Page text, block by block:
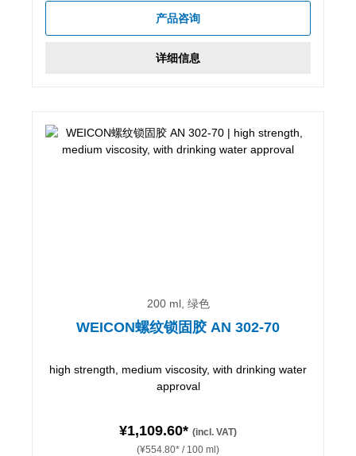
产品咨询
详细信息
200 ml, 绿色
WEICON螺纹锁固胶 AN 302-70
high strength, medium viscosity, with drinking water
approval
¥1,109.60* (incl. VAT)
(¥554.80* / 100 ml)